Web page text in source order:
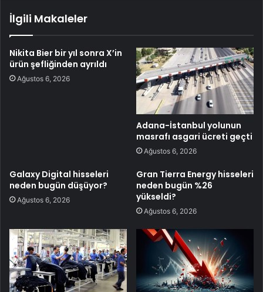
İlgili Makaleler
Nikita Bier bir yıl sonra X’in
ürün şefliğinden ayrıldı
Ağustos 6, 2026
Adana-İstanbul yolunun
masrafı asgari ücreti geçti
Ağustos 6, 2026
Galaxy Digital hisseleri
neden bugün düşüyor?
Ağustos 6, 2026
Gran Tierra Energy hisseleri
neden bugün %26
yükseldi?
Ağustos 6, 2026